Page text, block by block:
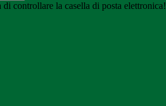
controllare la casella di posta elettronica!